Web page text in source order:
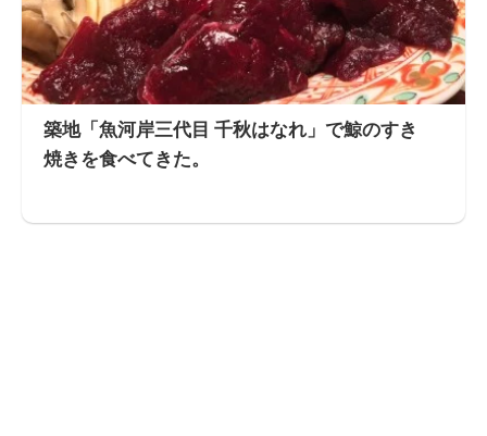
築地「魚河岸三代目 千秋はなれ」で鯨のすき
焼きを食べてきた。